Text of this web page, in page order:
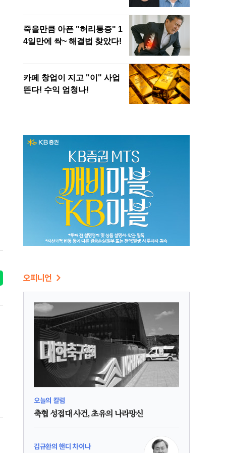
오피니언
오늘의 칼럼
축협 성접대 사건, 초유의 나라망신
김규환의 핸디 차이나